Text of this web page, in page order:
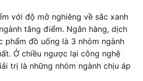
với độ mở nghiêng về sắc xanh
tăng điểm. Ngân hàng, dịch
phẩm đồ uống là 3 nhóm ngành
Ở chiều ngược lại công nghệ
trị là những nhóm ngành chịu áp